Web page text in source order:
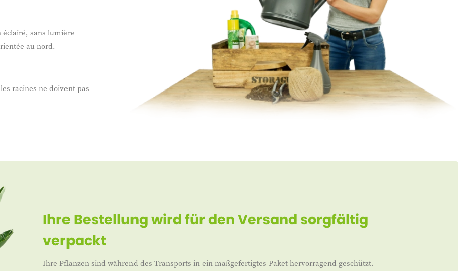
sans lumière
au nord.
racines ne doivent pas
Ihre Bestellung wird für den Versand sorgfältig
verpackt
Ihre Pflanzen sind während des Transports in ein maßgefertigtes Paket hervorragend geschützt.